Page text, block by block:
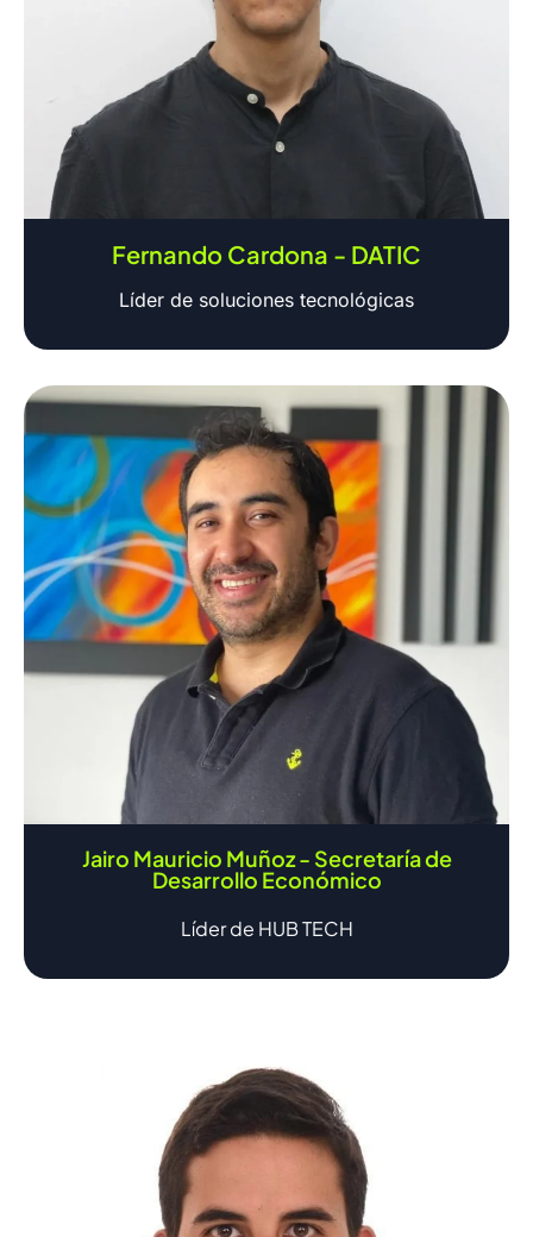
Fernando Cardona - DATIC
Líder de soluciones tecnológicas
Jairo Mauricio Muñoz - Secretaría de
Desarrollo Económico
Líder de HUB TECH